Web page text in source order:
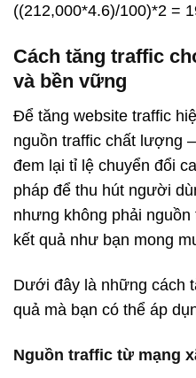
((212,000*4.6)/100)*2 =
Cách tăng traffic
và bền vững
Để tăng website traffic
nguồn traffic chất lượng
đem lại tỉ lệ chuyển đổi
pháp để thu hút người
nhưng không phải
kết quả như bạn mong
Dưới đây là những cách
quả mà bạn có thể áp
Nguồn traffic từ mạng